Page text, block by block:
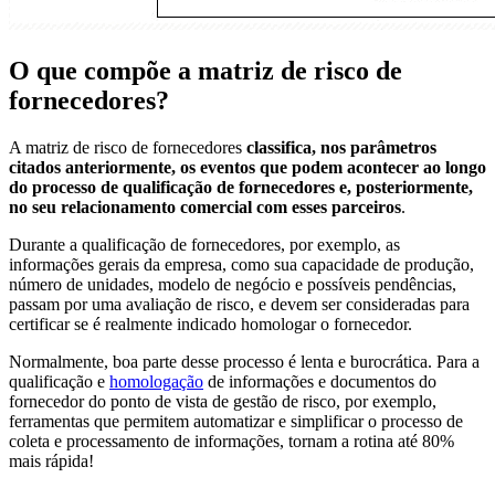
O que compõe a matriz de risco de
fornecedores?
A matriz de risco de fornecedores classifica, nos parâmetros
citados anteriormente, os eventos que podem acontecer ao longo
do processo de qualificação de fornecedores e, posteriormente,
no seu relacionamento comercial com esses parceiros.
Durante a qualificação de fornecedores, por exemplo, as
informações gerais da empresa, como sua capacidade de produção,
número de unidades, modelo de negócio e possíveis pendências,
passam por uma avaliação de risco, e devem ser consideradas para
certificar se é realmente indicado homologar o fornecedor.
Normalmente, boa parte desse processo é lenta e burocrática. Para a
qualificação e homologação de informações e documentos do
fornecedor do ponto de vista de gestão de risco, por exemplo,
ferramentas que permitem automatizar e simplificar o processo de
coleta e processamento de informações, tornam a rotina até 80%
mais rápida!